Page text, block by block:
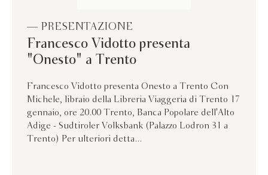
— PRESENTAZIONE
Francesco Vidotto presenta
"Onesto" a Trento
Francesco Vidotto presenta Onesto a Trento Con
Michele, libraio della Libreria Viaggeria di Trento 17
gennaio, ore 20.00 Trento, Banca Popolare dell'Alto
Adige - Sudtiroler Volksbank (Palazzo Lodron 31 a
Trento) Per ulteriori detta...